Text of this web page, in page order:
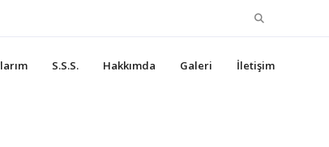
Search
S.S.S. Hakkımda Galeri İletişim